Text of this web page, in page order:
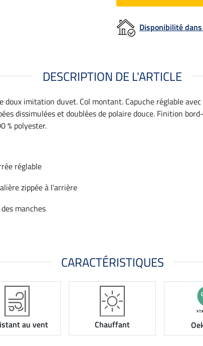
Disponibilité dans
DESCRIPTION DE L'ARTICLE
imitation duvet. Col montant. Capuche réglable
dissimulées et doublées de polaire douce. Finition
% polyester.
réglable
zippée à l'arrière
manches
CARACTÉRISTIQUES
au vent Chauffant